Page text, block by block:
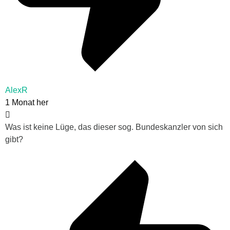
AlexR
1 Monat her
Was ist keine Lüge, das dieser sog. Bundeskanzler von sich
gibt?